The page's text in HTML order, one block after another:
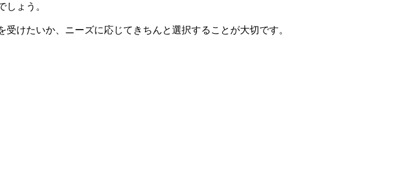
ょう。
けたいか、ニーズに応じてきちんと選択することが大切です。